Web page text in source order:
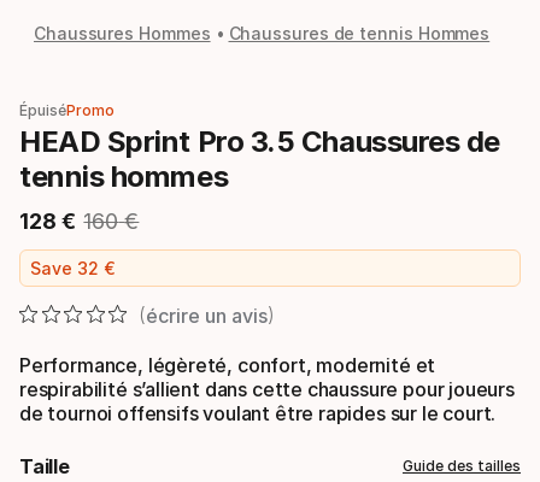
Chaussures Hommes Chaussures de tennis Hommes
ÉpuiséPromo
HEAD Sprint Pro 3.5 Chaussures de
tennis hommes
128 €
Prix final
160 €
Prix d’origine
Save 32 €
écrire un avis
Performance, légèreté, confort, modernité et
respirabilité s’allient dans cette chaussure pour joueurs
de tournoi offensifs voulant être rapides sur le court.
Taille Guide des tailles